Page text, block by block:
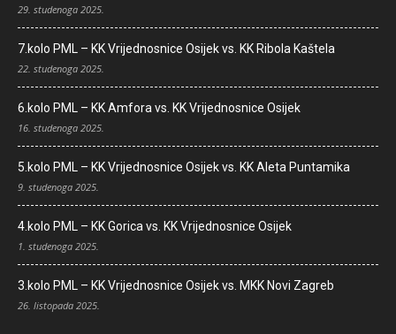
29. studenoga 2025.
7.kolo PML – KK Vrijednosnice Osijek vs. KK Ribola Kaštela
22. studenoga 2025.
6.kolo PML – KK Amfora vs. KK Vrijednosnice Osijek
16. studenoga 2025.
5.kolo PML – KK Vrijednosnice Osijek vs. KK Aleta Puntamika
9. studenoga 2025.
4.kolo PML – KK Gorica vs. KK Vrijednosnice Osijek
1. studenoga 2025.
3.kolo PML – KK Vrijednosnice Osijek vs. MKK Novi Zagreb
26. listopada 2025.